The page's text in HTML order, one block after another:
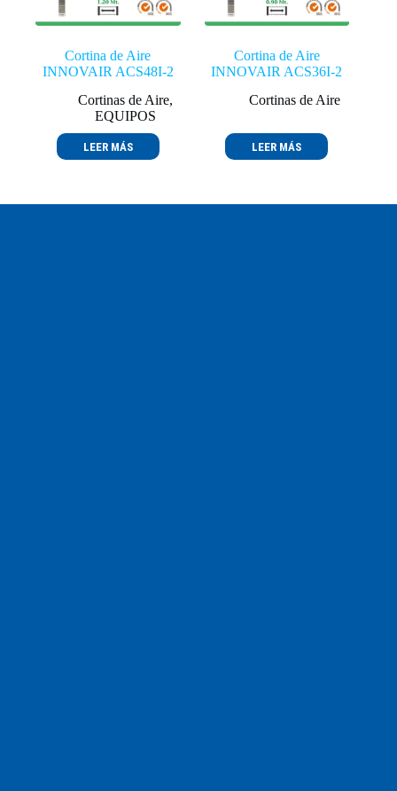
Cortina de Aire
INNOVAIR ACS48I-2
Cortinas de Aire,
EQUIPOS
LEER MÁS
Cortina de Aire
INNOVAIR ACS36I-2
Cortinas de Aire
LEER MÁS